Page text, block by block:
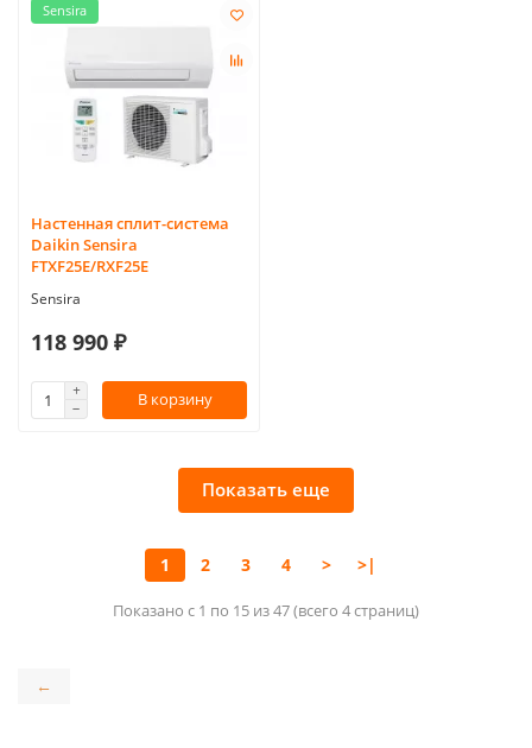
Sensira
Настенная сплит-система
Daikin Sensira
FTXF25E/RXF25E
Sensira
118 990 ₽
В корзину
Показать еще
1 2 3 4 > >|
Показано с 1 по 15 из 47 (всего 4 страниц)
←